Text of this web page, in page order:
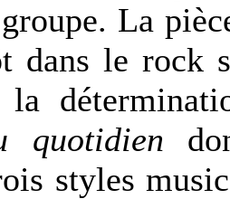
La
dans le rock
la
quotidien
styles